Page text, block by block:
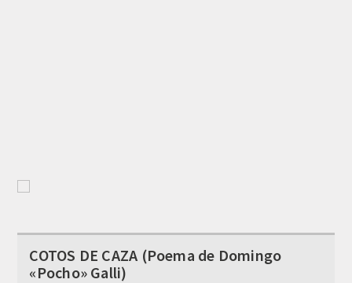
COTOS DE CAZA (Poema de Domingo
«Pocho» Galli)